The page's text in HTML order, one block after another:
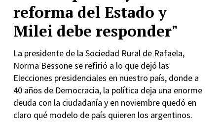
reforma del Estado y
Milei debe responder"
La presidente de la Sociedad Rural de Rafaela,
Norma Bessone se refirió a lo que dejó las
Elecciones presidenciales en nuestro país, donde a
40 años de Democracia, la política deja una enorme
deuda con la ciudadanía y en noviembre quedó en
claro qué modelo de país quieren los argentinos.